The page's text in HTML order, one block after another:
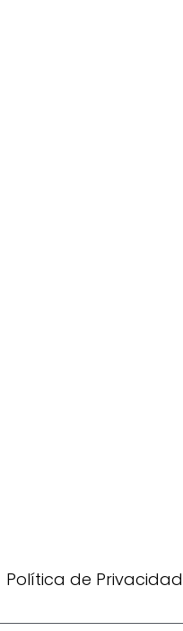
Política de Privacidad